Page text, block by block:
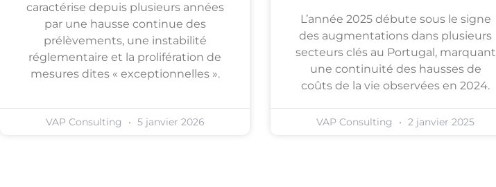
caractérise depuis plusieurs années
par une hausse continue des
prélèvements, une instabilité
réglementaire et la prolifération de
mesures dites « exceptionnelles ».
VAP Consulting 5 janvier 2026
L’année 2025 débute sous le signe
des augmentations dans plusieurs
secteurs clés au Portugal, marquant
une continuité des hausses de
coûts de la vie observées en 2024.
VAP Consulting 2 janvier 2025